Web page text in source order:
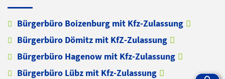
Bürgerbüro Boizenburg mit Kfz-Zulassung
Bürgerbüro Dömitz mit KfZ-Zulassung
Bürgerbüro Hagenow mit Kfz-Zulassung
Bürgerbüro Lübz mit Kfz-Zulassung